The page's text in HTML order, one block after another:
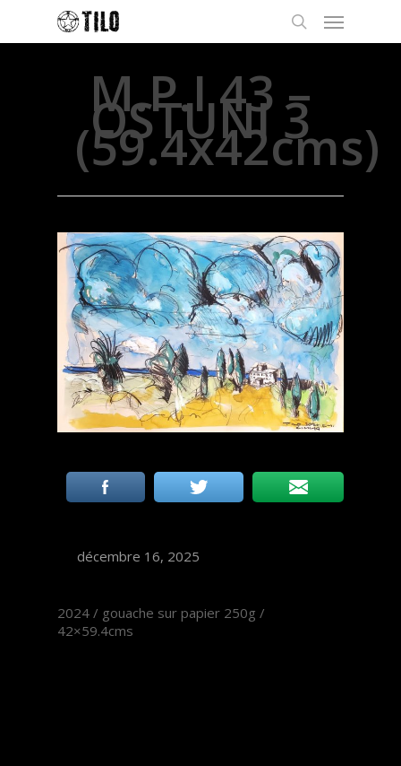
M.P.I 43 –
OSTUNI 3
(59.4x42cms)
décembre 16, 2025
2024 / gouache sur papier 250g /
42×59.4cms